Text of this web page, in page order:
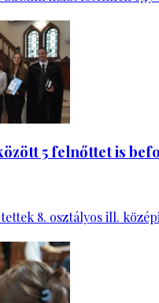
5 felnőttet is
tettek 8. osztályos ill.